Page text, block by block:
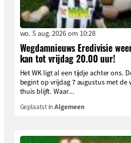
wo. 5 aug. 2026 om 10:28
Wegdamnieuws Eredivisie
kan tot vrijdag 20.00 uur!
Het WK ligt al een tijdje achter ons.
begint op vrijdag 7 augustus met de
thuis blijft. Waar...
Geplaatst inAlgemeen